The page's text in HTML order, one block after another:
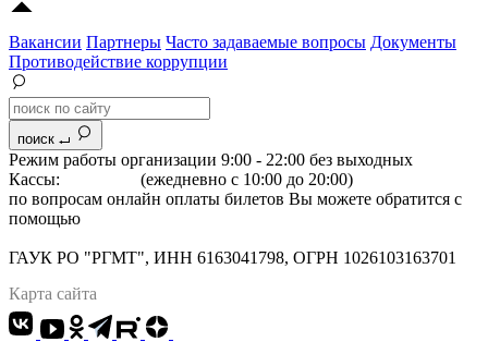
Вакансии Партнеры Часто задаваемые вопросы Документы
Противодействие коррупции
поиск
Режим работы организации 9:00 - 22:00 без выходных
Кассы:
(ежедневно с 10:00 до 20:00)
по вопросам онлайн оплаты билетов Вы можете обратится с
помощью
ГАУК РО "РГМТ", ИНН 6163041798, ОГРН 1026103163701
Карта сайта